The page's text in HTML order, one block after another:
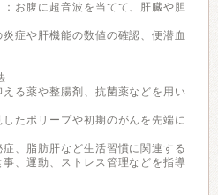
お腹に超音波を当てて、肝臓や胆
症や肝機能の数値の確認、便潜血
る薬や整腸剤、抗菌薬などを用い
たポリープや初期のがんを先端に
、脂肪肝など生活習慣に関連する
、運動、ストレス管理などを指導